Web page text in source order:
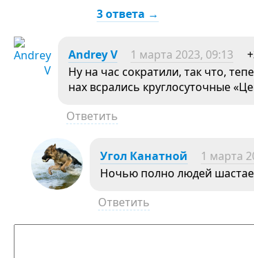
3 ответа →
Andrey V 1 марта 2023, 09:13
Ну на час сократили, так что,
нах всрались круглосуточные
Ответить
Угол Канатной 1 марта
Ночью полно людей
Ответить